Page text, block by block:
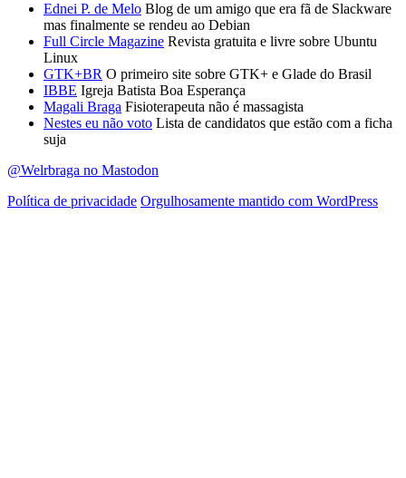
Ednei P. de Melo Blog de um amigo que era fã de Slackware
mas finalmente se rendeu ao Debian
Full Circle Magazine Revista gratuita e livre sobre Ubuntu
Linux
GTK+BR O primeiro site sobre GTK+ e Glade do Brasil
IBBE Igreja Batista Boa Esperança
Magali Braga Fisioterapeuta não é massagista
Nestes eu não voto Lista de candidatos que estão com a ficha
suja
@Welrbraga no Mastodon
Política de privacidade Orgulhosamente mantido com WordPress